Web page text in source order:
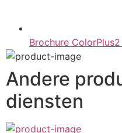
Brochure
Andere
diensten